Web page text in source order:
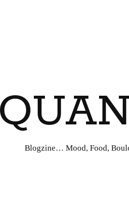
Blogzine… Mood, Food,